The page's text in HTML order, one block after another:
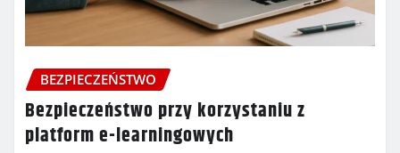
BEZPIECZEŃSTWO
Bezpieczeństwo przy korzystaniu z
platform e-learningowych